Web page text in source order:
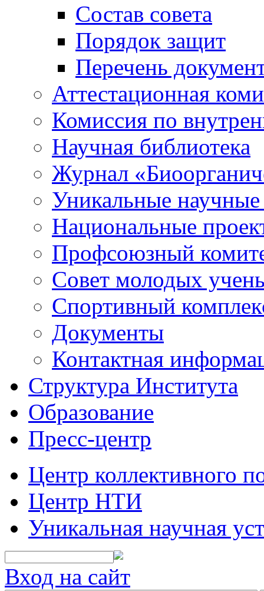
Состав совета
Порядок защит
Перечень
Аттестационная
Комиссия по
Научная библиотека
Журнал
Уникальные научные
Национальные
Профсоюзный
Совет молодых
Спортивный
Документы
Контактная
Структура Института
Образование
Пресс-центр
Центр коллективного
Центр НТИ
Уникальная научная
Вход на сайт